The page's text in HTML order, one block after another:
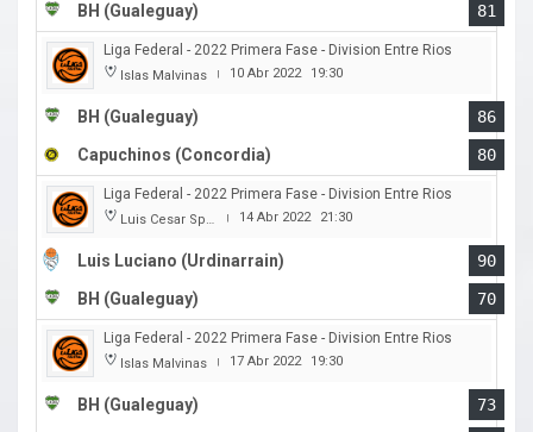
BH (Gualeguay)
81
Liga Federal - 2022 Primera Fase - Division Entre Rios
Islas Malvinas | 10 Abr 2022 19:30
BH (Gualeguay)
86
Capuchinos (Concordia)
80
Liga Federal - 2022 Primera Fase - Division Entre Rios
Luis Cesar Spiazzi | 14 Abr 2022 21:30
Luis Luciano (Urdinarrain)
90
BH (Gualeguay)
70
Liga Federal - 2022 Primera Fase - Division Entre Rios
Islas Malvinas | 17 Abr 2022 19:30
BH (Gualeguay)
73